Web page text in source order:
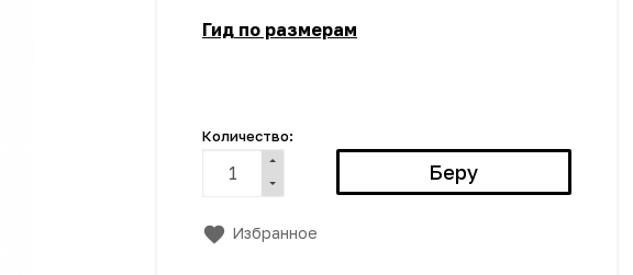
Гид по размерам
Количество:
Избранное